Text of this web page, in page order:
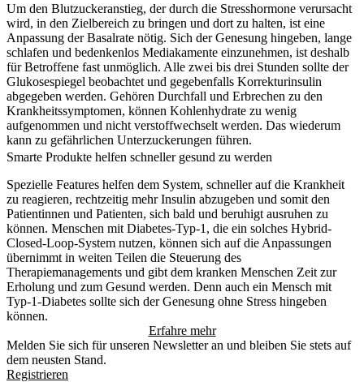
Um den Blutzuckeranstieg, der durch die Stresshormone verursacht
wird, in den Zielbereich zu bringen und dort zu halten, ist eine
Anpassung der Basalrate nötig. Sich der Genesung hingeben, lange
schlafen und bedenkenlos Mediakamente einzunehmen, ist deshalb
für Betroffene fast unmöglich. Alle zwei bis drei Stunden sollte der
Glukosespiegel beobachtet und gegebenfalls Korrekturinsulin
abgegeben werden. Gehören Durchfall und Erbrechen zu den
Krankheitssymptomen, können Kohlenhydrate zu wenig
aufgenommen und nicht verstoffwechselt werden. Das wiederum
kann zu gefährlichen Unterzuckerungen führen.
Smarte Produkte helfen schneller gesund zu werden
Spezielle Features helfen dem System, schneller auf die Krankheit
zu reagieren, rechtzeitig mehr Insulin abzugeben und somit den
Patientinnen und Patienten, sich bald und beruhigt ausruhen zu
können. Menschen mit Diabetes-Typ-1, die ein solches Hybrid-
Closed-Loop-System nutzen, können sich auf die Anpassungen
übernimmt in weiten Teilen die Steuerung des
Therapiemanagements und gibt dem kranken Menschen Zeit zur
Erholung und zum Gesund werden. Denn auch ein Mensch mit
Typ-1-Diabetes sollte sich der Genesung ohne Stress hingeben
können.
Erfahre mehr
Melden Sie sich für unseren Newsletter an und bleiben Sie stets auf
dem neusten Stand.
Registrieren